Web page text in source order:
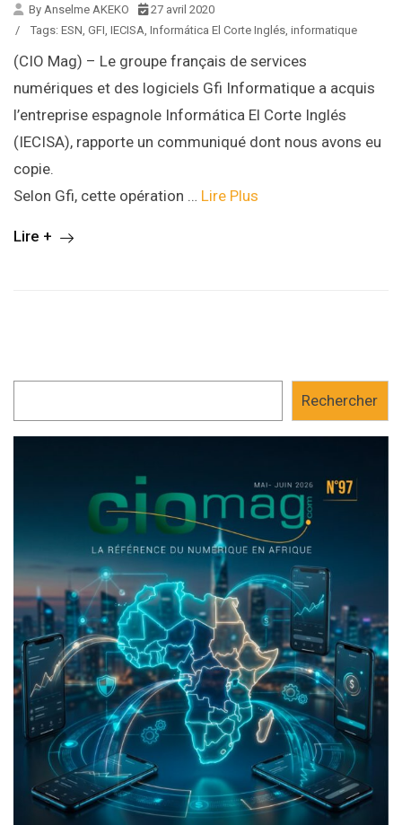
By Anselme AKEKO
27 avril 2020
/
Tags: ESN GFI IECISA Informática El Corte Inglés informatique
(CIO Mag) – Le groupe français de services
numériques et des logiciels Gfi Informatique a acquis
l’entreprise espagnole Informática El Corte Inglés
(IECISA), rapporte un communiqué dont nous avons eu
copie.
Selon Gfi, cette opération … Lire Plus
Lire +
Rechercher